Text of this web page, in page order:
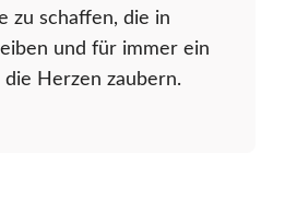
zu schaffen, die in
und für immer ein
die Herzen zaubern.